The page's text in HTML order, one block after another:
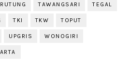
TAWANGSARI TEGAL
TKI TKW TOPUT
UPGRIS WONOGIRI